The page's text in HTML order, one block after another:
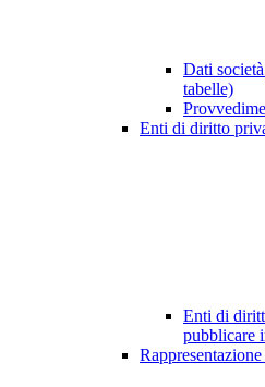
Dati
tabelle)
Enti di diritto
Enti di
pubblicare